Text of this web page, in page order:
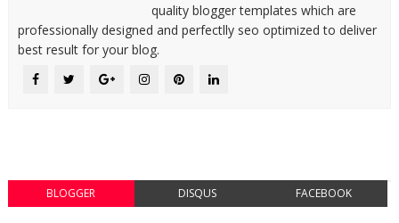
quality blogger templates which are
professionally designed and perfectlly seo optimized to deliver
best result for your blog.
BLOGGER DISQUS FACEBOOK